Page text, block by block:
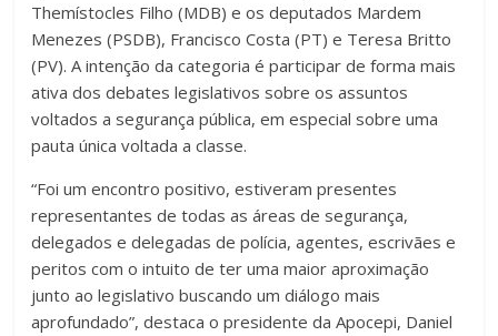
Themístocles Filho (MDB) e os deputados Mardem
Menezes (PSDB), Francisco Costa (PT) e Teresa Britto
(PV). A intenção da categoria é participar de forma mais
ativa dos debates legislativos sobre os assuntos
voltados a segurança pública, em especial sobre uma
pauta única voltada a classe.
“Foi um encontro positivo, estiveram presentes
representantes de todas as áreas de segurança,
delegados e delegadas de polícia, agentes, escrivães e
peritos com o intuito de ter uma maior aproximação
junto ao legislativo buscando um diálogo mais
aprofundado”, destaca o presidente da Apocepi, Daniel